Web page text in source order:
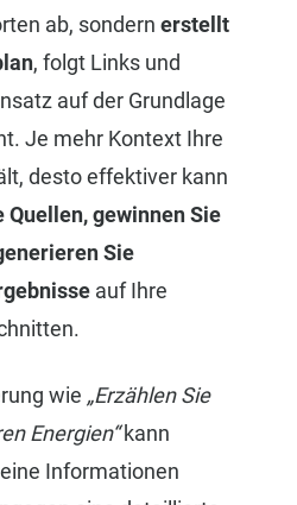
ab, sondern erstellt
, folgt Links und
auf der Grundlage
Je mehr Kontext Ihre
desto effektiver kann
Quellen, gewinnen Sie
Sie
auf Ihre
wie „Erzählen Sie
Energien“kann
Informationen